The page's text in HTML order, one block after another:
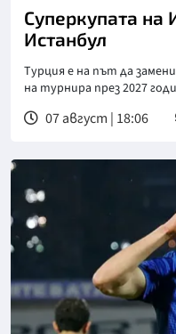
Суперкупата на
Истанбул
Турция е на път да
на турнира през 2027
07 август | 18:06